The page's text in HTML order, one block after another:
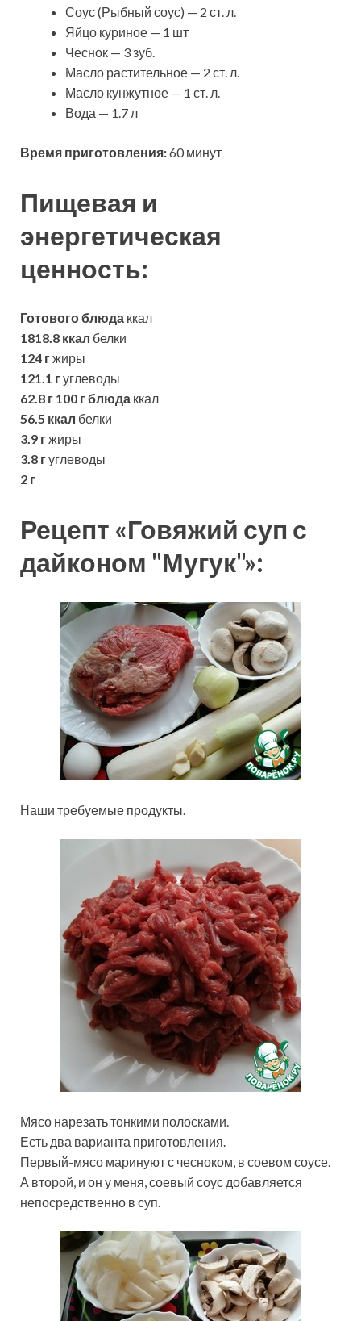
Соус (Рыбный соус) — 2 ст. л.
Яйцо куриное — 1 шт
Чеснок — 3 зуб.
Масло растительное — 2 ст. л.
Масло кунжутное — 1 ст. л.
Вода — 1.7 л
Время приготовления:60 минут
Пищевая и
энергетическая
ценность:
Готового блюда ккал
1818.8 ккал белки
124 гжиры
121.1 гуглеводы
62.8 г 100 г блюда ккал
56.5 ккал белки
3.9 гжиры
3.8 гуглеводы
2 г
Рецепт «Говяжий суп с
дайконом "Мугук"»:
Наши требуемые продукты.
Мясо нарезать тонкими полосками.
Есть два варианта приготовления.
Первый-мясо маринуют с чесноком, в соевом соусе.
А второй, и он у меня, соевый соус добавляется
непосредственно в суп.